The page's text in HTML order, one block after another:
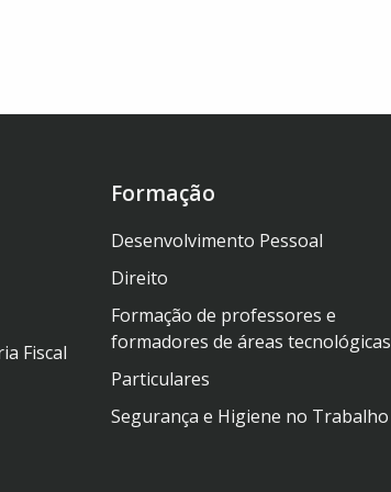
Fiscal
Formação
Desenvolvimento Pessoal
Direito
Formação de professores e
formadores de áreas tecnológicas
Particulares
Segurança e Higiene no Trabalho